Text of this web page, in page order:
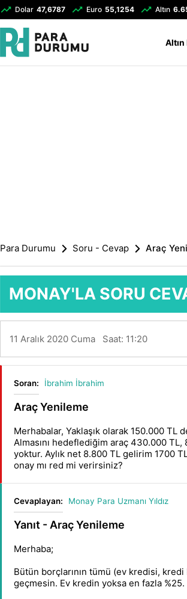
Dolar 47,6787 Euro 55,1254 Altın
Altın
Para Durumu Soru - Cevap Araç
MONAY'LA SORU
11 Aralık 2020 Cuma Saat: 11:20
Soran: İbrahim İbrahim
Araç Yenileme
Merhabalar, Yaklaşık olarak 150.000 TL
Almasını hedeflediğim araç 430.000
yoktur. Aylık net 8.800 TL gelirim 1700
onay mı red mi verirsiniz?
Cevaplayan: Monay Para Uzmanı Yıldız
Yanıt - Araç Yenileme
Merhaba;
Bütün borçlarının tümü (ev kredisi,
geçmesin. Ev kredin yoksa en fazla %25.